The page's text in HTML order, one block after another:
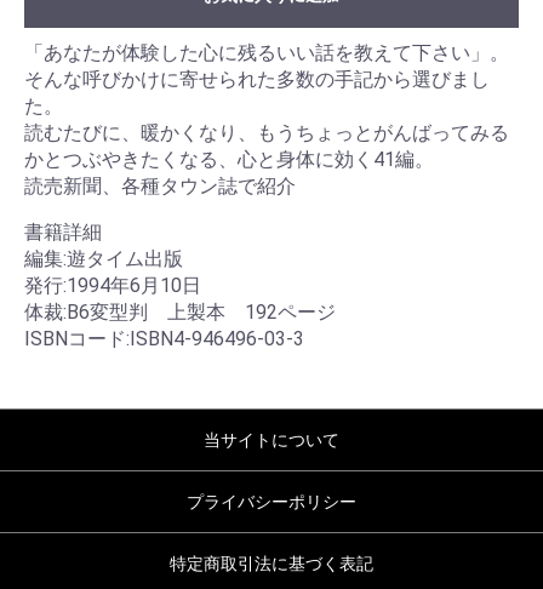
「あなたが体験した心に残るいい話を教えて下さい」。
そんな呼びかけに寄せられた多数の手記から選びまし
た。
読むたびに、暖かくなり、もうちょっとがんばってみる
かとつぶやきたくなる、心と身体に効く41編。
読売新聞、各種タウン誌で紹介
書籍詳細
編集:遊タイム出版
発行:1994年6月10日
体裁:B6変型判 上製本 192ページ
ISBNコード:ISBN4-946496-03-3
当サイトについて
プライバシーポリシー
特定商取引法に基づく表記